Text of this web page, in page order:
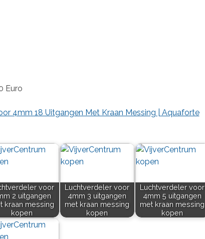
Euro
4mm 18 Uitgangen Met Kraan Messing | Aquaforte
voor
2 uitgangen
kraan messing
kopen
Luchtverdeler voor
4mm 3 uitgangen
met kraan messing
kopen
Luchtverdeler voor
4mm 5 uitgangen
met kraan messing
kopen